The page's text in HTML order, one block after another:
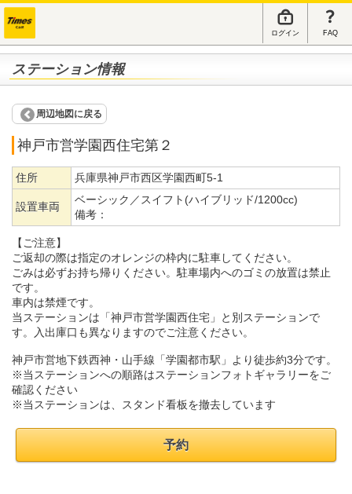
ログイン FAQ
ステーション情報
周辺地図に戻る
神戸市営学園西住宅第２
住所 兵庫県神戸市西区学園西町5-1
設置車両
ベーシック／スイフト(ハイブリッド/1200cc)
備考：
【ご注意】
ご返却の際は指定のオレンジの枠内に駐車してください。
ごみは必ずお持ち帰りください。駐車場内へのゴミの放置は禁止
です。
車内は禁煙です。
当ステーションは「神戸市営学園西住宅」と別ステーションで
す。入出庫口も異なりますのでご注意ください。
神戸市営地下鉄西神・山手線「学園都市駅」より徒歩約3分です。
※当ステーションへの順路はステーションフォトギャラリーをご
確認ください
※当ステーションは、スタンド看板を撤去しています
予約